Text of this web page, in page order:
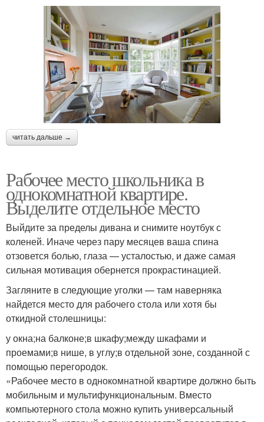
читать дальше →
Рабочее место школьника в
однокомнатной квартире.
Выделите отдельное место
Выйдите за пределы дивана и снимите ноутбук с
коленей. Иначе через пару месяцев ваша спина
отзовется болью, глаза — усталостью, и даже самая
сильная мотивация обернется прокрастинацией.
Загляните в следующие уголки — там наверняка
найдется место для рабочего стола или хотя бы
откидной столешницы:
у окна;на балконе;в шкафу;между шкафами и
проемами;в нише, в углу;в отдельной зоне, созданной с
помощью перегородок.
«Рабочее место в однокомнатной квартире должно быть
мобильным и мультифункциональным. Вместо
компьютерного стола можно купить универсальный